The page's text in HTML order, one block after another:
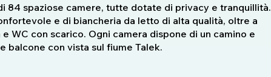
84 spaziose camere, tutte dotate di privacy e tranquillità.
e di biancheria da letto di alta qualità, oltre a
WC con scarico. Ogni camera dispone di un camino e
balcone con vista sul fiume Talek.